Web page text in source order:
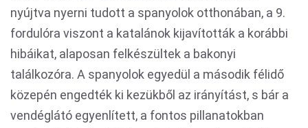
nyújtva nyerni tudott a spanyolok otthonában, a 9.
fordulóra viszont a katalánok kijavították a korábbi
hibáikat, alaposan felkészültek a bakonyi
találkozóra. A spanyolok egyedül a második félidő
közepén engedték ki kezükből az irányítást, s bár a
vendéglátó egyenlített, a fontos pillanatokban